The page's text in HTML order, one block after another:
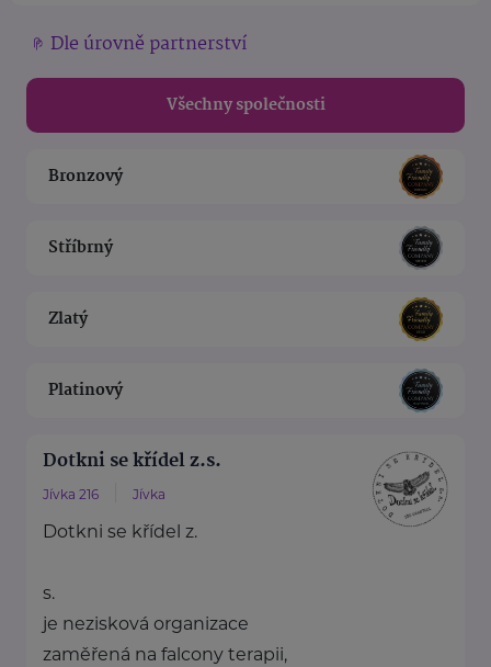
Dle úrovně partnerství
Všechny společnosti
Bronzový
Stříbrný
Zlatý
Platinový
Dotkni se křídel z.s.
Jívka 216 Jívka
Dotkni se křídel z.
s.
je nezisková organizace
zaměřená na falcony terapii,